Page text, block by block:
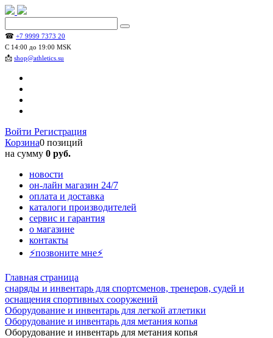
☎ +7 9999 7373 20
С 14:00 до 19:00 MSK
📩 shop@athletics.su
Войти Регистрация
Корзина0 позиций
на сумму 0 руб.
новости
он-лайн магазин 24/7
оплата и доставка
каталоги производителей
сервис и гарантия
о магазине
контакты
⚡позвоните мне⚡
Главная страница
снаряды и инвентарь для спортсменов, тренеров, судей и
оснащения спортивных сооружений
Оборудование и инвентарь для легкой атлетики
Оборудование и инвентарь для метания копья
Оборудование и инвентарь для метания копья